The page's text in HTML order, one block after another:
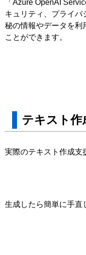
「Azure OpenAI
キュリティ、プライ
秘の情報やデータを利
ことができます。
テキスト作
実際のテキスト作成⽀
⽣成したら簡単に⼿直